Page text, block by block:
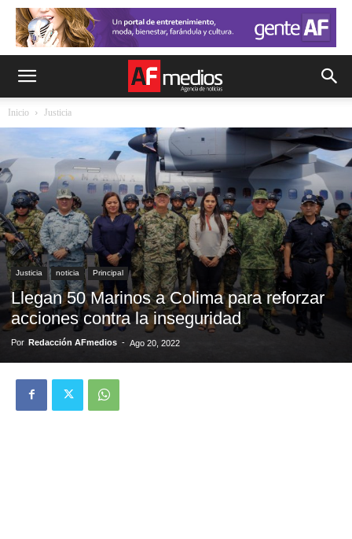
Inicio Justicia
Justicia noticia Principal
Llegan 50 Marinos a Colima para reforzar
acciones contra la inseguridad
Por Redacción AFmedios - Ago 20, 2022